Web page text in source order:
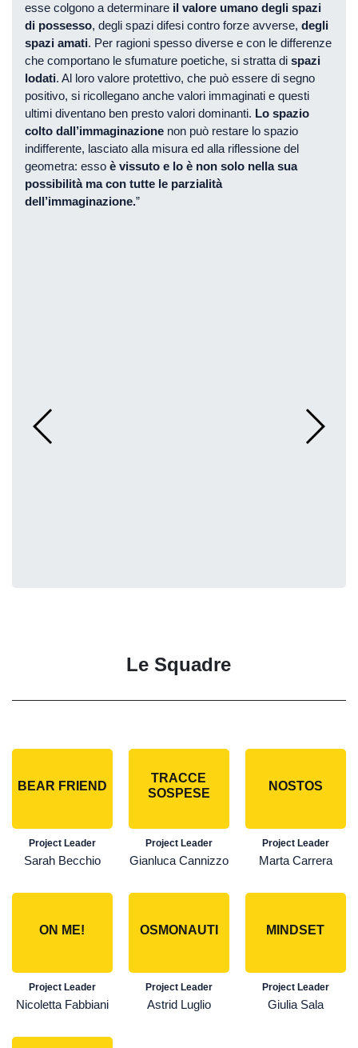
esse colgono a determinare il valore umano degli spazi
di possesso, degli spazi difesi contro forze avverse, degli
spazi amati. Per ragioni spesso diverse e con le differenze
che comportano le sfumature poetiche, si stratta di spazi
lodati. Al loro valore protettivo, che può essere di segno
positivo, si ricollegano anche valori immaginati e questi
ultimi diventano ben presto valori dominanti. Lo spazio
colto dall’immaginazione non può restare lo spazio
indifferente, lasciato alla misura ed alla riflessione del
geometra: esso è vissuto e lo è non solo nella sua
possibilità ma con tutte le parzialità
dell’immaginazione.”
Le Squadre
BEAR FRIEND
Project Leader
Sarah Becchio
TRACCE
SOSPESE
Project Leader
Gianluca Cannizzo
NOSTOS
Project Leader
Marta Carrera
ON ME!
Project Leader
Nicoletta Fabbiani
OSMONAUTI
Project Leader
Astrid Luglio
MINDSET
Project Leader
Giulia Sala